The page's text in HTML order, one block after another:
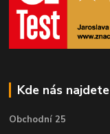
Kde nás najdete
Obchodní 25